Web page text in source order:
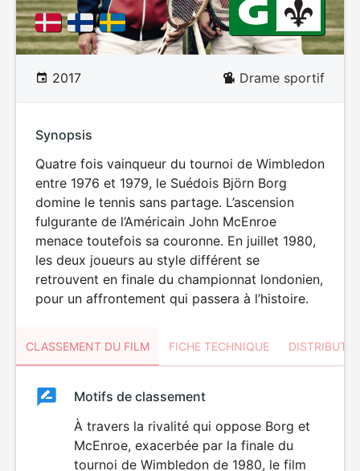
2017 Drame sportif
Synopsis
Quatre fois vainqueur du tournoi de Wimbledon
entre 1976 et 1979, le Suédois Björn Borg
domine le tennis sans partage. L’ascension
fulgurante de l’Américain John McEnroe
menace toutefois sa couronne. En juillet 1980,
les deux joueurs au style différent se
retrouvent en finale du championnat londonien,
pour un affrontement qui passera à l’histoire.
CLASSEMENT DU FILM FICHE TECHNIQUE
ClassementClassement
Motifs de classement
À travers la rivalité qui oppose Borg et
McEnroe, exacerbée par la finale du
tournoi de Wimbledon de 1980, le film